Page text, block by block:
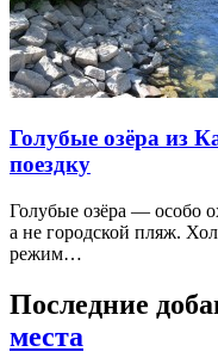
Голубые озёра из
поездку
Голубые озёра — особо
а не городской пляж.
режим…
Последние
места